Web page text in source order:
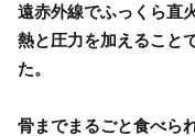
遠赤外線でふっくら直
熱と圧力を加えること
た。
骨までまるごと食べら